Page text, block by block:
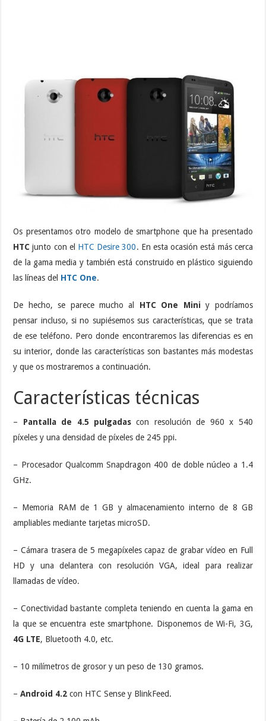
Os presentamos otro modelo de smartphone que ha presentado
HTC junto con el HTC Desire 300. En esta ocasión está más cerca
de la gama media y también está construido en plástico siguiendo
las líneas del HTC One.
De hecho, se parece mucho al HTC One Miniy podríamos
pensar incluso, si no supiésemos sus características, que se trata
de ese teléfono. Pero donde encontraremos las diferencias es en
su interior, donde las características son bastantes más modestas
y que os mostraremos a continuación.
Características técnicas
– Pantalla de 4.5 pulgadas con resolución de 960 x 540
píxeles y una densidad de píxeles de 245 ppi.
– Procesador Qualcomm Snapdragon 400 de doble núcleo a 1.4
GHz.
– Memoria RAM de 1 GB y almacenamiento interno de 8 GB
ampliables mediante tarjetas microSD.
– Cámara trasera de 5 megapíxeles capaz de grabar vídeo en Full
HD y una delantera con resolución VGA, ideal para realizar
llamadas de vídeo.
– Conectividad bastante completa teniendo en cuenta la gama en
la que se encuentra este smartphone. Disponemos de Wi-Fi, 3G,
4G LTE, Bluetooth 4.0, etc.
– 10 milímetros de grosor y un peso de 130 gramos.
–Android 4.2 con HTC Sense y BlinkFeed.